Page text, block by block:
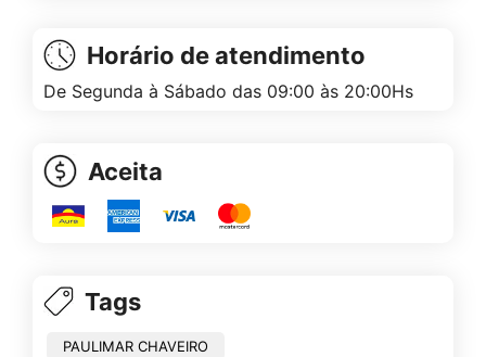
Horário de atendimento
De Segunda à Sábado das 09:00 às 20:00Hs
Aceita
Tags
PAULIMAR CHAVEIRO